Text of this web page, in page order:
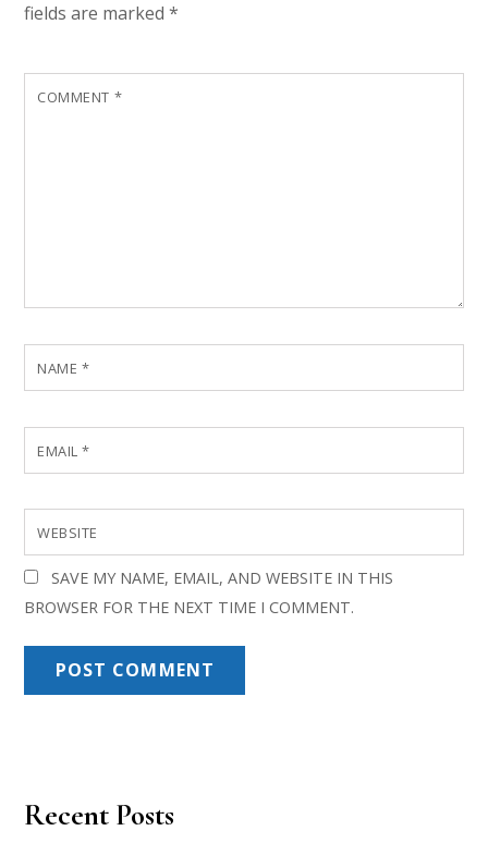
fields are marked*
COMMENT *
NAME *
EMAIL*
WEBSITE
SAVE MY NAME, EMAIL, AND WEBSITE IN THIS
BROWSER FOR THE NEXT TIME I COMMENT.
Recent Posts